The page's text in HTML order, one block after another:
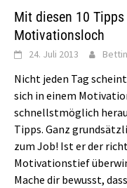
Mit diesen 10
Motivationsloch
24. Juli 2013
Nicht jeden Tag
sich in einem
schnellstmöglich
Tipps. Ganz
zum Job! Ist er der
Motivationstief
Mache dir bewusst,